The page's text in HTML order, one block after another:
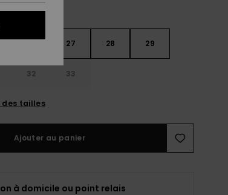
27 28 29
32 33
des tailles
Ajouter au panier
à domicile ou point relais